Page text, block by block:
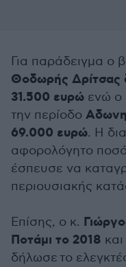
Για παράδειγμα ο
Θοδωρής Δρίτσας
31.500 ευρώ ενώ ο
την περίοδο
69.000 ευρώ. Η
αφορολόγητο
έσπευσε να
περιουσιακής
Επίσης, ο κ.
Ποτάμι το 2018
δήλωσε το